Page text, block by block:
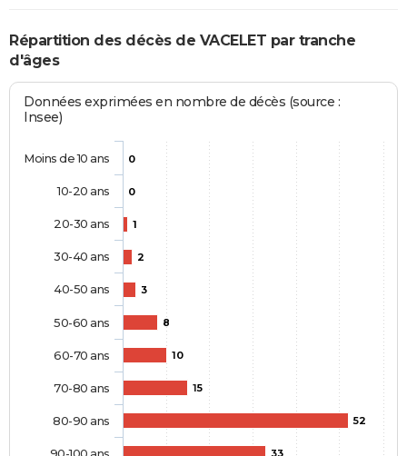
Répartition des décès de VACELET par tranche
d'âges
Données exprimées en nombre de décès (source :
Insee)
0
0
1
2
3
8
10
15
52
33
Moins de 10 ans
10-20 ans
20-30 ans
30-40 ans
40-50 ans
50-60 ans
60-70 ans
70-80 ans
80-90 ans